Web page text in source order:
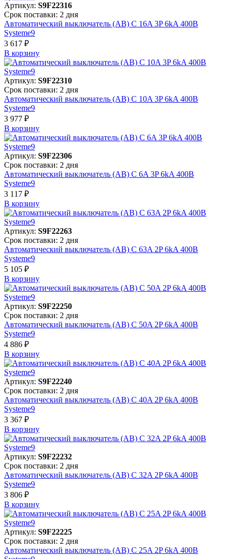
Артикул: S9F22316
Срок поставки: 2 дня
Автоматический выключатель (АВ) C 16A 3P 6kA 400В
Systeme9
3 617 ₽
В корзинy
Артикул: S9F22310
Срок поставки: 2 дня
Автоматический выключатель (АВ) C 10A 3P 6kA 400В
Systeme9
3 977 ₽
В корзинy
Артикул: S9F22306
Срок поставки: 2 дня
Автоматический выключатель (АВ) C 6A 3P 6kA 400В
Systeme9
3 117 ₽
В корзинy
Артикул: S9F22263
Срок поставки: 2 дня
Автоматический выключатель (АВ) C 63A 2P 6kA 400В
Systeme9
5 105 ₽
В корзинy
Артикул: S9F22250
Срок поставки: 2 дня
Автоматический выключатель (АВ) C 50A 2P 6kA 400В
Systeme9
4 886 ₽
В корзинy
Артикул: S9F22240
Срок поставки: 2 дня
Автоматический выключатель (АВ) C 40A 2P 6kA 400В
Systeme9
3 367 ₽
В корзинy
Артикул: S9F22232
Срок поставки: 2 дня
Автоматический выключатель (АВ) C 32A 2P 6kA 400В
Systeme9
3 806 ₽
В корзинy
Артикул: S9F22225
Срок поставки: 2 дня
Автоматический выключатель (АВ) C 25A 2P 6kA 400В